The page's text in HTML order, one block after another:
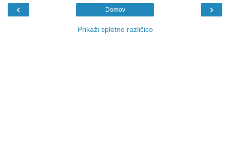
‹ ›
Domov
Prikaži spletno različico